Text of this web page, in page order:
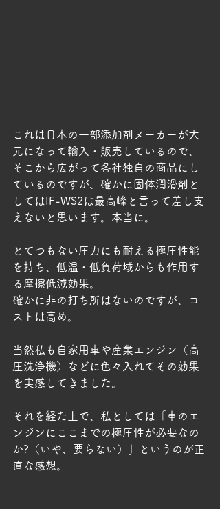
これは日本の一部添加剤メーカーが大
元になって輸入・販売しているので、
そこから広がって各社独自の商品にし
ているのですが、確かに固体潤滑剤と
してはIF-WS2は最高峰と言って差し支
えないと思います。本当に。
とてつもない圧力にも耐える極圧性能
を持ち、低温・低負荷域からも作用す
る摩擦低減効果。
確かに非の打ち所はないのですが、コ
ストは高め。
当然私も自家用車や産業エンジン（高
圧洗浄機）などに色々入れてその効果
を実感してきました。
それを経た上で、私としては「車のエ
ンジンにここまでの極圧性が必要なの
か?（いや、要らない）」というのが正
直な感想。